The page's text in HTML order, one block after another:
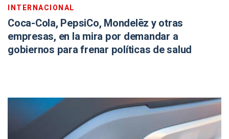
INTERNACIONAL
Coca-Cola, PepsiCo, Mondelēz y otras
empresas, en la mira por demandar a
gobiernos para frenar políticas de salud